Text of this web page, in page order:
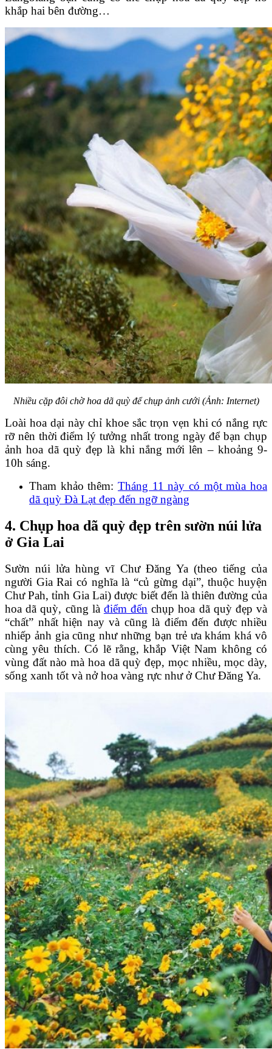
khắp hai bên đường…
Nhiều cặp đôi chờ hoa dã quỳ để chụp ảnh cưới (Ảnh: Internet)
Loài hoa dại này chỉ khoe sắc trọn vẹn khi có nắng rực
rỡ nên thời điểm lý tưởng nhất trong ngày để bạn chụp
ảnh hoa dã quỳ đẹp là khi nắng mới lên – khoảng 9-
10h sáng.
Tham khảo thêm: Tháng 11 này có một mùa hoa
dã quỳ Đà Lạt đẹp đến ngỡ ngàng
4. Chụp hoa dã quỳ đẹp trên sườn núi lửa
ở Gia Lai
Sườn núi lửa hùng vĩ Chư Đăng Ya (theo tiếng của
người Gia Rai có nghĩa là “củ gừng dại”, thuộc huyện
Chư Pah, tỉnh Gia Lai) được biết đến là thiên đường của
hoa dã quỳ, cũng là điểm đến chụp hoa dã quỳ đẹp và
“chất” nhất hiện nay và cũng là điểm đến được nhiều
nhiếp ảnh gia cũng như những bạn trẻ ưa khám khá vô
cùng yêu thích. Có lẽ rằng, khắp Việt Nam không có
vùng đất nào mà hoa dã quỳ đẹp, mọc nhiều, mọc dày,
sống xanh tốt và nở hoa vàng rực như ở Chư Đăng Ya.